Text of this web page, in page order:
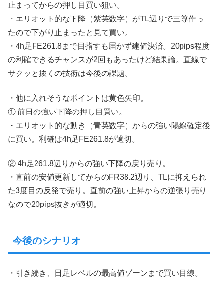
止まってからの押し目買い狙い。
・エリオット的な下降（紫英数字）がTL辺りで三尊作っ
たので下がり止まったと見て買い。
・4h足FE261.8まで目指すも届かず建値決済。20pips程度
の利確できるチャンスが2回もあったけど結果論。直線で
サクッと抜くの技術は今後の課題。
・他に入れそうなポイントは黄色矢印。
① 前日の強い下降の押し目買い。
・エリオット的な動き（青英数字）からの強い陽線確定後
に買い。利確は4h足FE261.8が適切。
② 4h足261.8辺りからの強い下降の戻り売り。
・直前の安値更新してからのFR38.2辺り、TLに抑えられ
た3度目の反発で売り。直前の強い上昇からの逆張り売り
なので20pips抜きが適切。
今後のシナリオ
・引き続き、日足レベルの最高値ゾーンまで買い目線。